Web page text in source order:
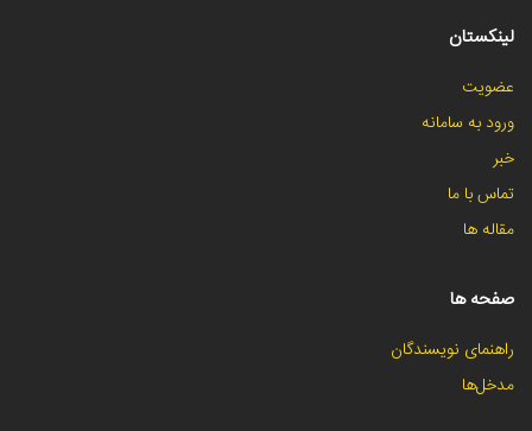
لینکستان
عضویت
ورود به سامانه
خبر
تماس با ما
مقاله ها
صفحه ها
راهنمای نویسندگان
مدخل‌ها